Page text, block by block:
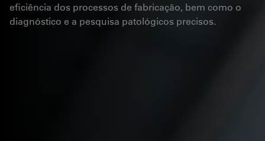
eficiência dos processos de fabricação, bem como o
diagnóstico e a pesquisa patológicos precisos.